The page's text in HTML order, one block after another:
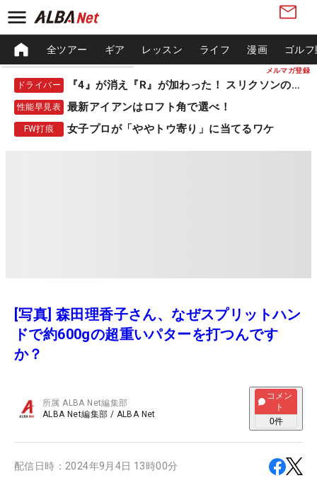
メルマガ登録
全ツアー ギア レッスン ライフ 漫画 ゴル
ドライバー 『4』が消え『R』が加わった！ スリクソンの新作
性能早見表 最新アイアンはロフト角で選べ！
FW打痕 女子プロが「ややトウ寄り」に当てるワケ
[写真] 森田理香子さん、なぜスプリットハン
ドで約600gの超重いパターを打つんです
か？
所属ALBA Net編集部
ALBA Net編集部 / ALBA Net
コメン
ト
0件
配信日時： 2024年9月4日 13時00分